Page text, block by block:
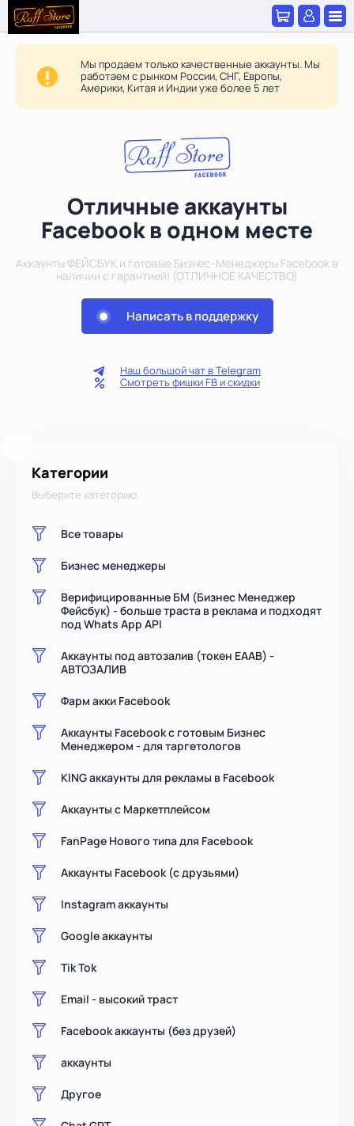
Мы продаем только качественные аккаунты. Мы
работаем с рынком России, СНГ, Европы,
Америки, Китая и Индии уже более 5 лет
Отличные аккаунты
Facebook в одном месте
Аккаунты ФЕЙСБУК и готовые Бизнес-Менеджеры Facebook в
наличии с гарантией! (ОТЛИЧНОЕ КАЧЕСТВО)
Написать в поддержку
Наш большой чат в Telegram
Смотреть фишки FB и скидки
Категории
Выберите категорию
Все товары
Бизнес менеджеры
Верифицированные БМ (Бизнес Менеджер
Фейсбук) - больше траста в реклама и подходят
под Whats App API
Аккаунты под автозалив (токен EAAB) -
АВТОЗАЛИВ
Фарм акки Facebook
Аккаунты Facebook с готовым Бизнес
Менеджером - для таргетологов
KING аккаунты для рекламы в Facebook
Аккаунты с Маркетплейсом
FanPage Нового типа для Facebook
Аккаунты Facebook (с друзьями)
Instagram аккаунты
Google аккаунты
Tik Tok
Email - высокий траст
Facebook аккаунты (без друзей)
аккаунты
Другое